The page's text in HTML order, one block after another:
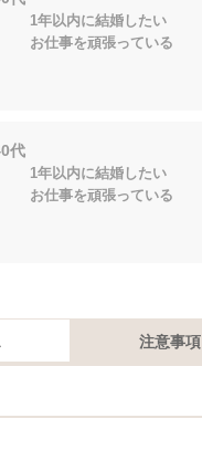
年以内に結婚したい
仕事を頑張っている
代
年以内に結婚したい
仕事を頑張っている
注意事項